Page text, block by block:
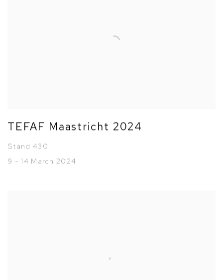
TEFAF Maastricht 2024
Stand 430
9 - 14 March 2024